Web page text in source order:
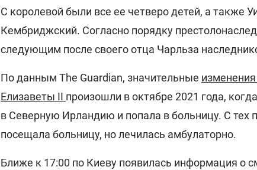
С королевой были все ее четверо детей, а также
Кембриджский. Согласно порядку
следующим после своего отца Чарльза
По данным The Guardian, значительные
Елизаветы II произошли в октябре 2021 года,
в Северную Ирландию и попала в больницу. С тех
посещала больницу, но лечилась амбулаторно.
Ближе к 17:00 по Киеву появилась информация о